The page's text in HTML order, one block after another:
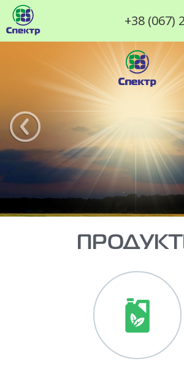
+38 (067)